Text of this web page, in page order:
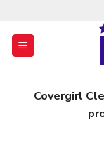
contenido
Covergirl